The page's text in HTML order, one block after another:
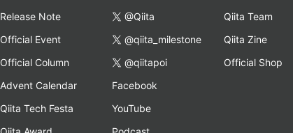
Release Note
Official Event
Official Column
Advent Calendar
Qiita Tech Festa
@Qiita
@qiita_milestone
@qiitapoi
Facebook
YouTube
Qiita Team
Qiita Zine
Official Shop